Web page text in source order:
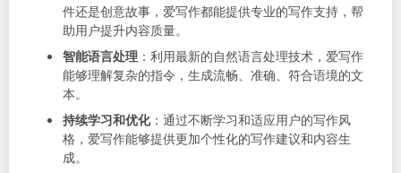
件还是创意故事，爱写作都能提供专业的写作支持，帮
助用户提升内容质量。
智能语言处理 ：利用最新的自然语言处理技术，爱写作
能够理解复杂的指令，生成流畅、准确、符合语境的文
本。
持续学习和优化：通过不断学习和适应用户的写作风
格，爱写作能够提供更加个性化的写作建议和内容生
成。